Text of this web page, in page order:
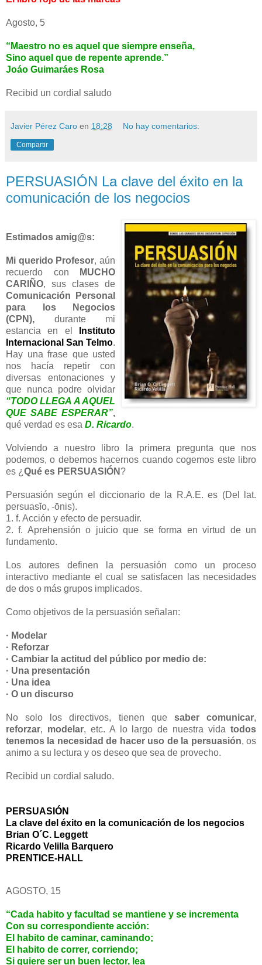
Agosto, 5
“Maestro no es aquel que siempre enseña,
Sino aquel que de repente aprende.”
Joáo Guimaráes Rosa
Recibid un cordial saludo
Javier Pérez Caro en 18:28 No hay comentarios:
Compartir
PERSUASIÓN La clave del éxito en la
comunicación de los negocios
Estimados amig@s:
Mi querido Profesor, aún
recuerdo con
MUCHO
CARIÑO, sus clases de
Comunicación
Personal
para los Negocios
(CPN), durante mi
estancia en el
Instituto
Internacional San Telmo.
Hay una frase que usted
nos hacía repetir con
diversas entonaciones y
que nunca podre olvidar
“TODO LLEGA A AQUEL
QUE SABE ESPERAR”,
qué verdad es esa D. Ricardo.
Volviendo a nuestro libro la primera pregunta que nos
podemos, o debemos hacernos cuando cogemos este libro
es ¿ Qué es PERSUASIÓN ?
Persuasión según el diccionario de la R.A.E. es (Del lat.
persuasĭo, -ōnis).
1. f. Acción y efecto de persuadir.
2. f. Aprehensión o juicio que se forma en virtud de un
fundamento.
Los autores definen la persuasión como un proceso
interactivo mediante el cual se satisfacen las necesidades
de dos o más grupos implicados.
Como objetivos de la persuasión señalan:
· Modelar
· Reforzar
· Cambiar la actitud del público por medio de:
· Una presentación
· Una idea
· O un discurso
No solo los directivos, tienen que saber comunicar,
reforzar, modelar, etc. A lo largo de nuestra vidatodos
tenemos la necesidad de hacer uso de la persuasión, os
animo a su lectura y os deseo que sea de provecho.
Recibid un cordial saludo.
PERSUASIÓN
La clave del éxito en la comunicación de los negocios
Brian O´C. Leggett
Ricardo Velilla Barquero
PRENTICE-HALL
AGOSTO, 15
“Cada habito y facultad se mantiene y se incrementa
Con su correspondiente acción:
El habito de caminar, caminando;
El habito de correr, corriendo;
Si quiere ser un buen lector, lea